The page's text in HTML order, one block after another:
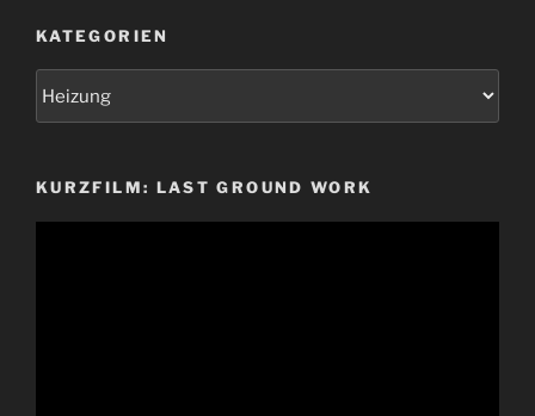
KATEGORIEN
KURZFILM: LAST GROUND WORK